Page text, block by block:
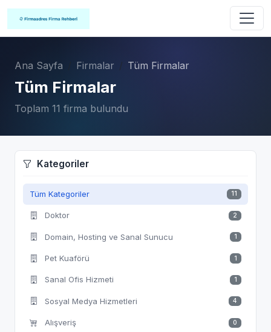
Ana Sayfa Firmalar Tüm Firmalar
Tüm Firmalar
Toplam 11 firma bulundu
Kategoriler
Tüm Kategoriler 11
Doktor 2
Domain, Hosting ve Sanal Sunucu 1
Pet Kuaförü 1
Sanal Ofis Hizmeti 1
Sosyal Medya Hizmetleri 4
Alışveriş 0